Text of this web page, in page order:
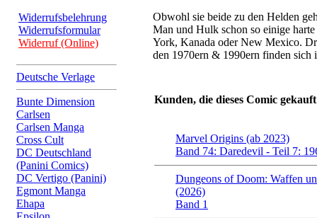
Widerrufsbelehrung
Widerrufsformular
Widerruf (Online)
Deutsche Verlage
Bunte Dimension
Carlsen
Carlsen Manga
Cross Cult
DC Deutschland
(Panini Comics)
DC Vertigo (Panini)
Egmont Manga
Ehapa
Obwohl sie beide zu den Helden
Man und Hulk schon so einige
York, Kanada oder New Mexico.
den 1970ern & 1990ern finden sich
Kunden, die dieses Comic
Marvel Origins (ab 2023)
Band 74: Daredevil - Teil 7:
Dungeons of Doom: Waffen
(2026)
Band 1